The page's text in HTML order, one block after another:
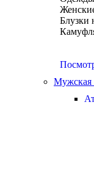
Блузки
Мужская